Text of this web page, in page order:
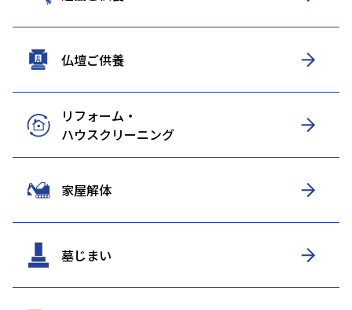
仏壇ご供養
リフォーム・
ハウスクリーニング
家屋解体
墓じまい